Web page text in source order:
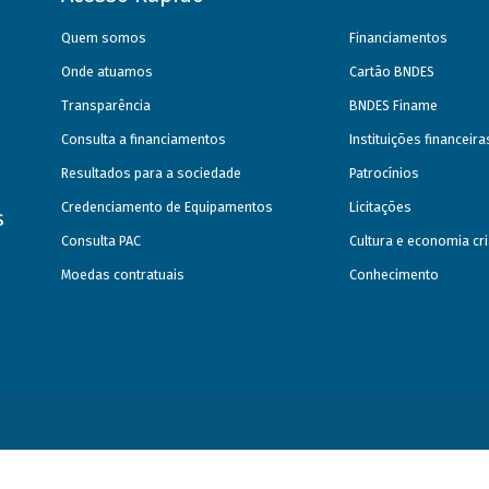
Quem somos
Onde atuamos
Transparência
Consulta a financiamentos
Resultados para a sociedade
Credenciamento de Equipamentos
Consulta PAC
Moedas contratuais
Financiamentos
Cartão BNDES
BNDES Finame
Instituições
Patrocínios
Licitações
Cultura e economia
Conhecimento